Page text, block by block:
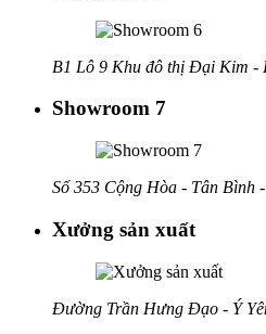
B1 Lô 9 Khu đô thị Đại Kim -
Showroom 7
Số 353 Cộng Hòa - Tân Bình
Xưởng sản xuất
Đường Trần Hưng Đạo - Ý